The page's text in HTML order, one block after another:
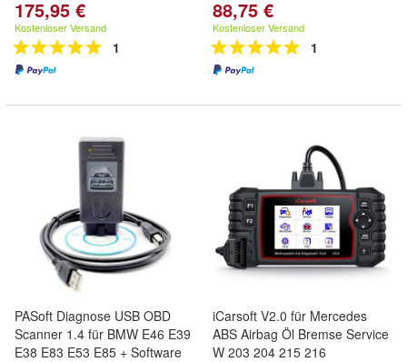
175,95 €
Kostenloser Versand
1
88,75 €
Kostenloser Versand
1
PASoft Diagnose USB OBD
Scanner 1.4 für BMW E46 E39
E38 E83 E53 E85 + Software
iCarsoft V2.0 für Mercedes
ABS Airbag Öl Bremse Service
W 203 204 215 216